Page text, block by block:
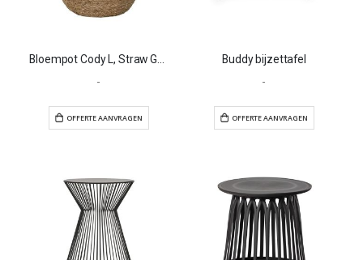
OFFERTE AANVRAGEN OFFERTE
-
Buddy bijzettafel
-